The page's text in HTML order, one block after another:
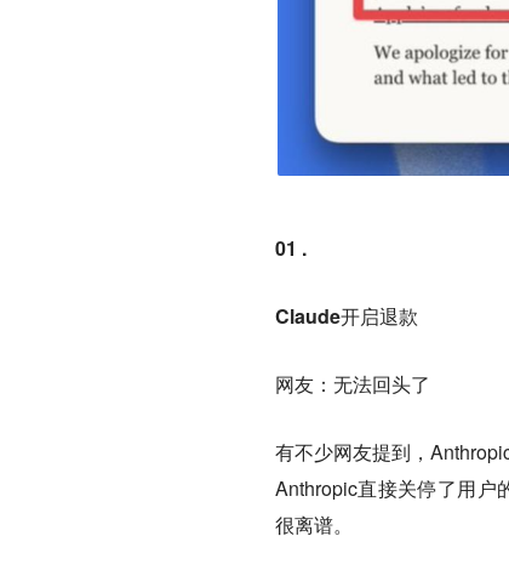
01 .
Claude开启退款
网友：无法回头了
有不少网友提到，
Anthropic直接关停了用户
很离谱。